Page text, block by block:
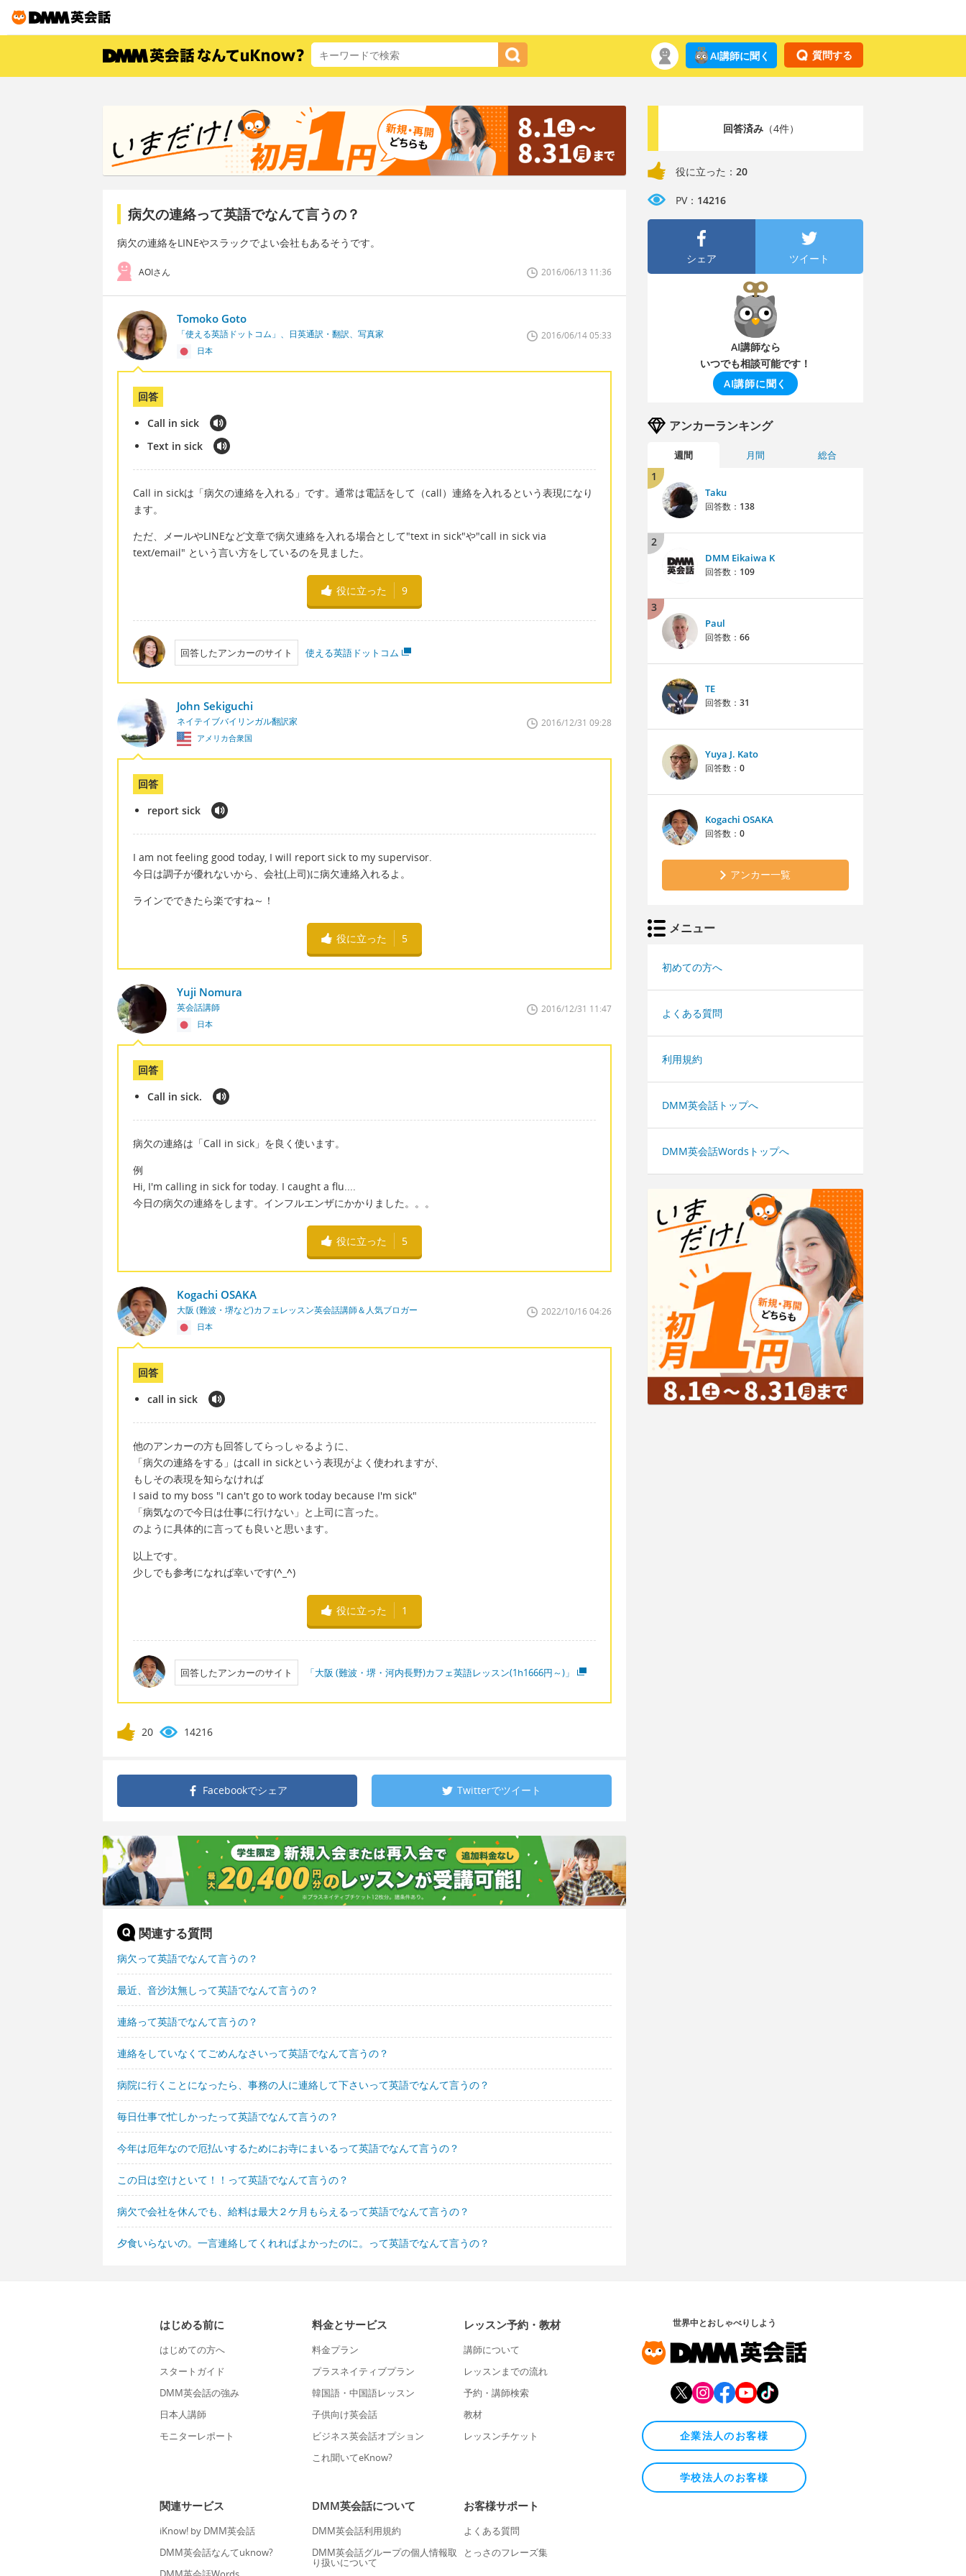
質問する
AI講師に聞く
病欠の連絡って英語でなんて言うの？
病欠の連絡をLINEやスラックでよい会社もあるそうです。
AOIさん 2016/06/13 11:36
Tomoko Goto
「使える英語ドットコム」、日英通訳・翻訳、写真家
日本
2016/06/14 05:33
回答
Call in sick
Text in sick
Call in sickは「病欠の連絡を入れる」です。通常は電話をして（call）連絡を入れるという表現になり
ます。
ただ、メールやLINEなど文章で病欠連絡を入れる場合として"text in sick"や"call in sick via
text/email" という言い方をしているのを見ました。
役に立った 9
回答したアンカーのサイト 使える英語ドットコム
John Sekiguchi
ネイテイブバイリンガル翻訳家
アメリカ合衆国
2016/12/31 09:28
回答
report sick
I am not feeling good today, I will report sick to my supervisor.
今日は調子が優れないから、会社(上司)に病欠連絡入れるよ。
ラインでできたら楽ですね～！
役に立った 5
Yuji Nomura
英会話講師
日本
2016/12/31 11:47
回答
Call in sick.
病欠の連絡は「Call in sick」を良く使います。
例
Hi, I'm calling in sick for today. I caught a flu....
今日の病欠の連絡をします。インフルエンザにかかりました。。。
役に立った 5
Kogachi OSAKA
大阪 (難波・堺など)カフェレッスン英会話講師＆人気ブロガー
日本
2022/10/16 04:26
回答
call in sick
他のアンカーの方も回答してらっしゃるように、
「病欠の連絡をする」はcall in sickという表現がよく使われますが、
もしその表現を知らなければ
I said to my boss "I can't go to work today because I'm sick"
「病気なので今日は仕事に行けない」と上司に言った。
のように具体的に言っても良いと思います。
以上です。
少しでも参考になれば幸いです(^_^)
役に立った 1
回答したアンカーのサイト 「大阪 (難波・堺・河内長野)カフェ英語レッスン(1h1666円～)」
20 14216
Facebookでシェア Twitterでツイート
関連する質問
病欠って英語でなんて言うの？
最近、音沙汰無しって英語でなんて言うの？
連絡って英語でなんて言うの？
連絡をしていなくてごめんなさいって英語でなんて言うの？
病院に行くことになったら、事務の人に連絡して下さいって英語でなんて言うの？
毎日仕事で忙しかったって英語でなんて言うの？
今年は厄年なので厄払いするためにお寺にまいるって英語でなんて言うの？
この日は空けといて！！って英語でなんて言うの？
病欠で会社を休んでも、給料は最大２ケ月もらえるって英語でなんて言うの？
夕食いらないの。一言連絡してくれればよかったのに。って英語でなんて言うの？
回答済み（4件）
役に立った： 20
PV： 14216
シェア ツイート
AI講師なら
いつでも相談可能です！
AI講師に聞く
アンカーランキング
週間 月間 総合
1
Taku
回答数： 138
2
DMM Eikaiwa K
回答数： 109
3
Paul
回答数： 66
TE
回答数： 31
Yuya J. Kato
回答数： 0
Kogachi OSAKA
回答数： 0
アンカー一覧
メニュー
初めての方へ
よくある質問
利用規約
DMM英会話トップへ
DMM英会話Wordsトップへ
はじめる前に
はじめての方へ
スタートガイド
DMM英会話の強み
日本人講師
モニターレポート
料金とサービス
料金プラン
プラスネイティブプラン
韓国語・中国語レッスン
子供向け英会話
ビジネス英会話オプション
これ聞いてeKnow?
レッスン予約・教材
講師について
レッスンまでの流れ
予約・講師検索
教材
レッスンチケット
関連サービス
iKnow! by DMM英会話
DMM英会話なんてuknow?
DMM英会話について
DMM英会話利用規約
DMM英会話グループの個人情報取
り扱いについて
お客様サポート
よくある質問
とっさのフレーズ集
世界中とおしゃべりしよう
企業法人のお客様
学校法人のお客様